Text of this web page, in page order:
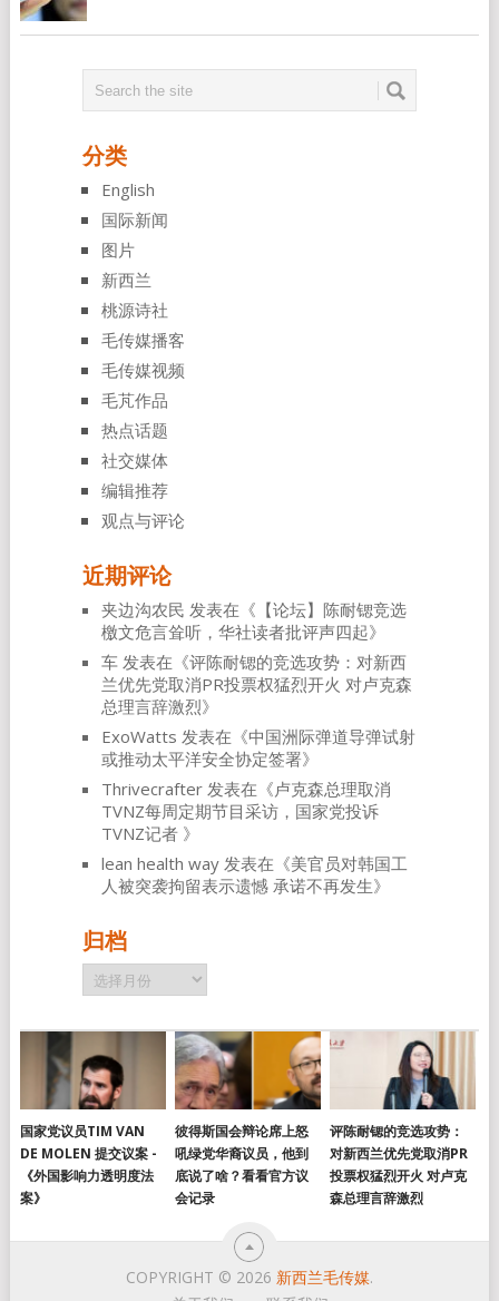
分类
English
国际新闻
图片
新西兰
桃源诗社
毛传媒播客
毛传媒视频
毛芃作品
热点话题
社交媒体
编辑推荐
观点与评论
近期评论
夹边沟农民 发表在《 【论坛】陈耐锶竞选
檄文危言耸听，华社读者批评声四起》
车发表在《评陈耐锶的竞选攻势：对新西
兰优先党取消PR投票权猛烈开火 对卢克森
总理言辞激烈》
ExoWatts 发表在《中国洲际弹道导弹试射
或推动太平洋安全协定签署》
Thrivecrafter发表在《卢克森总理取消
TVNZ每周定期节目采访，国家党投诉
TVNZ记者 》
lean health way发表在《美官员对韩国工
人被突袭拘留表示遗憾 承诺不再发生》
归档
归
档
国家党议员TIM VAN
DE MOLEN 提交议案 -
《外国影响力透明度法
案》
彼得斯国会辩论席上怒
吼绿党华裔议员，他到
底说了啥？看看官方议
会记录
评陈耐锶的竞选攻势：
对新西兰优先党取消PR
投票权猛烈开火 对卢克
森总理言辞激烈
COPYRIGHT © 2026 新西兰毛传媒.